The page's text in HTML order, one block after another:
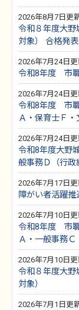
2026年8月7日更
令和８年度大野
対象） 合格発表
2026年7月24日
令和8年度 市
2026年7月24日
令和8年度 市
Ａ・保育士Ｆ・
2026年7月24日
令和8年度大野
般事務Ｄ（行政
2026年7月17日
障がい者活躍推
2026年7月10日
令和8年度 市
Ａ・一般事務Ｃ
2026年7月10日
令和８年度大野
対象）
2026年7月1日更